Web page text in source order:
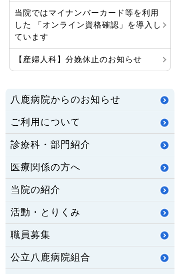
当院ではマイナンバーカード等を利用
した 「オンライン資格確認」を導入し
ています
【産婦人科】分娩休止のお知らせ
八鹿病院からのお知らせ
ご利用について
診療科・部門紹介
医療関係の方へ
当院の紹介
活動・とりくみ
職員募集
公立八鹿病院組合